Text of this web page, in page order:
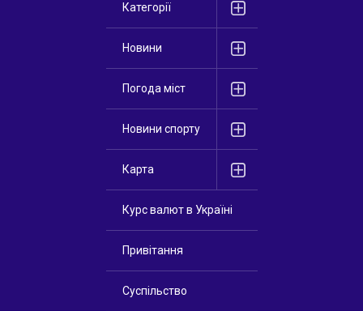
Категорії
Новини
Погода міст
Новини спорту
Карта
Курс валют в Україні
Привітання
Суспільство